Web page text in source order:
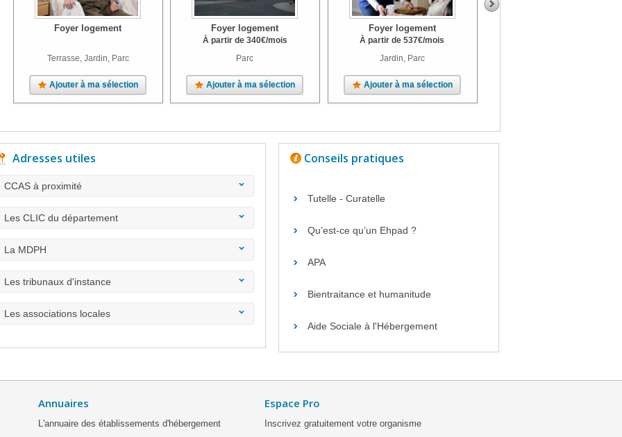
Foyer logement
Terrasse, Jardin, Parc
Ajouter à ma sélection
Foyer logement
À partir de 340€/mois
Parc
Ajouter à ma sélection
Foyer logement
À partir de537€/mois
Jardin, Parc
Ajouter à ma sélection
Adresses utiles
CCAS à proximité
Les CLIC du département
La MDPH
Les tribunaux d'instance
Les associations locales
Conseils pratiques
Tutelle - Curatelle
Qu’est-ce qu’un Ehpad ?
APA
Bientraitance et humanitude
Aide Sociale à l'Hébergement
Annuaires
L'annuaire des établissements d'hébergement
Espace Pro
Inscrivez gratuitement votre organisme